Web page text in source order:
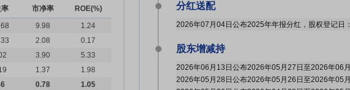
市净率
ROE(%)
9.98
1.24
2.08
0.17
3.90
5.33
1.37
1.98
0.78
1.05
分红送配
股东增减持